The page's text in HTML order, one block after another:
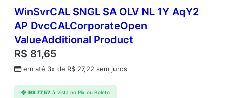
WinSvrCAL SNGL SA OLV NL 1Y AqY2
AP DvcCALCorporateOpen
ValueAdditional Product
R$ 81,65
em até 3x de R$ 27,22 sem juros
R$77,57 à vista no Pix ou Boleto